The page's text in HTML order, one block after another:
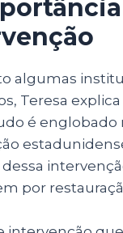
algumas
Teresa
é englobado
por